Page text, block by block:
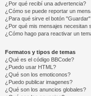
¿Por qué recibí una advertencia?
¿Cómo se puede reportar un
¿Para qué sirve el botón
¿Por qué mis mensajes necesitan
¿Cómo hago para reactivar un
Formatos y tipos de temas
¿Qué es el código BBCode?
¿Puedo usar HTML?
¿Qué son los emoticonos?
¿Puedo publicar imagenes?
¿Qué son los anuncios globales?